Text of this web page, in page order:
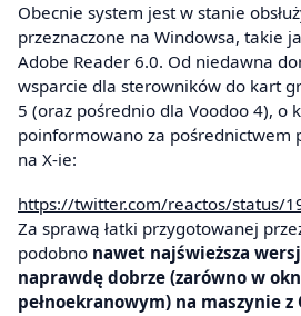
Obecnie system jest w stanie
przeznaczone na Windowsa, takie
Adobe Reader 6.0. Od niedawna
wsparcie dla sterowników do kart
5 (oraz pośrednio dla Voodoo 4), o
poinformowano za pośrednictwem
na X-ie:
https://twitter.com/reactos/status/
Za sprawą łatki przygotowanej
podobno nawet najświeższa
naprawdę dobrze (zarówno w
pełnoekranowym) na maszynie z